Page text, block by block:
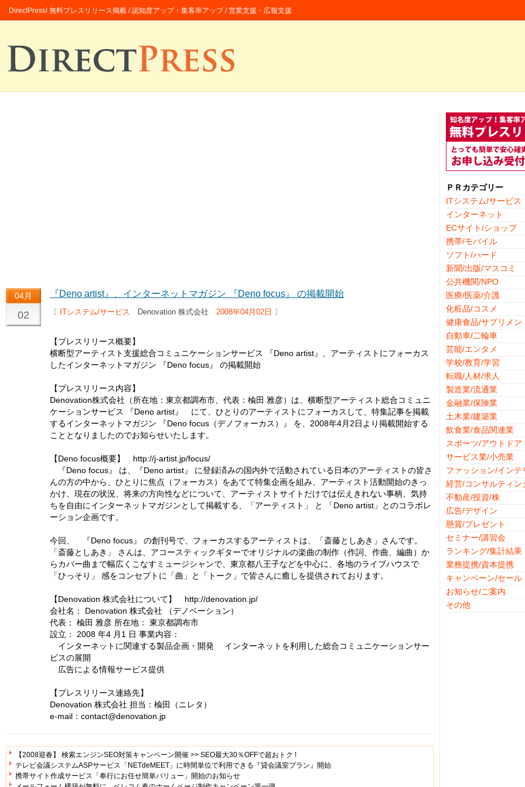
DirectPress! 無料プレスリリース掲載 / 認知度アップ・集客率アップ / 営業支援・広報支援
04月
02
『Deno artist』、インターネットマガジン 『Deno focus』 の掲載開始
〔 ITシステム/サービス Denovation 株式会社 2008年04月02日 〕
【プレスリリース概要】
横断型アーティスト支援総合コミュニケーションサービス 『Deno artist』、アーティストにフォーカス
したインターネットマガジン 『Deno focus』 の掲載開始
【プレスリリース内容】
Denovation株式会社（所在地：東京都調布市、代表：楡田 雅彦）は、横断型アーティスト総合コミュニ
ケーションサービス 『Deno artist』 にて、ひとりのアーティストにフォーカスして、特集記事を掲載
するインターネットマガジン 『Deno focus（デノフォーカス）』 を、2008年4月2日より掲載開始する
こととなりましたのでお知らせいたします。
【Deno focus概要】 http://j-artist.jp/focus/
『Deno focus』 は、『Deno artist』 に登録済みの国内外で活動されている日本のアーティストの皆さ
んの方の中から、ひとりに焦点（フォーカス）をあてて特集企画を組み、アーティスト活動開始のきっ
かけ、現在の状況、将来の方向性などについて、アーティストサイトだけでは伝えきれない事柄、気持
ちを自由にインターネットマガジンとして掲載する、「アーティスト」 と 「Deno artist」とのコラボレ
ーション企画です。
今回、 『Deno focus』 の創刊号で、フォーカスするアーティストは、「斎藤としあき」さんです。
「斎藤としあき」 さんは、アコースティックギターでオリジナルの楽曲の制作（作詞、作曲、編曲）か
らカバー曲まで幅広くこなすミュージシャンで、東京都八王子などを中心に、各地のライブハウスで
「ひっそり」 感をコンセプトに「曲」と「トーク」で皆さんに癒しを提供されております。
【Denovation 株式会社について】 http://denovation.jp/
会社名： Denovation 株式会社 （デノベーション）
代表： 楡田 雅彦 所在地： 東京都調布市
設立： 2008 年4 月1 日 事業内容：
インターネットに関連する製品企画・開発 インターネットを利用した総合コミュニケーションサー
ビスの展開
広告による情報サービス提供
【プレスリリース連絡先】
Denovation 株式会社 担当：楡田（ニレタ）
e-mail：contact@denovation.jp
【2008迎春】 検索エンジンSEO対策キャンペーン開催 >> SEO最大30％OFFで超おトク !
テレビ会議システムASPサービス「NETdeMEET」に時間単位で利用できる『貸会議室プラン』開始
携帯サイト作成サービス「奉行にお任せ簡単バリュー」開始のお知らせ
ＰＲカテゴリー
ITシステム/サービス
インターネット
ECサイト/ショップ
携帯/モバイル
ソフト/ハード
新聞/出版/マスコミ
公共機関/NPO
医療/医薬/介護
化粧品/コスメ
健康食品/サプリメン
自動車/二輪車
芸能/エンタメ
学校/教育/学習
転職/人材/求人
製造業/流通業
金融業/保険業
土木業/建築業
飲食業/食品関連業
スポーツ/アウトドア
サービス業/小売業
ファッション/インテ
経営/コンサルティン
不動産/投資/株
広告/デザイン
懸賞/プレゼント
セミナー/講習会
ランキング/集計結果
業務提携/資本提携
キャンペーン/セール
お知らせ/ご案内
その他